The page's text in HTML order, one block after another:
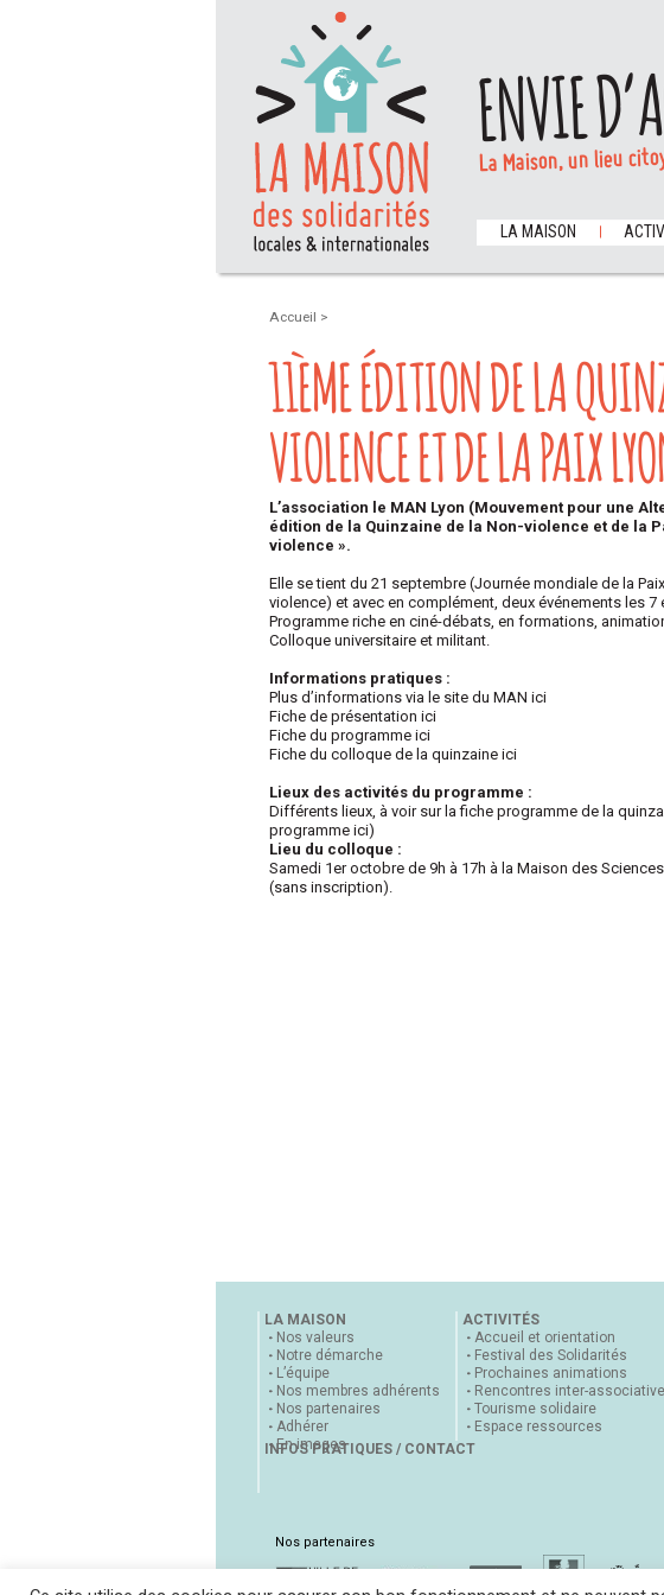
ENVIE
La Maison, un lieu
LA MAISON
Accueil >
11ÈME ÉDITION DE LA
VIOLENCE ET DE LA PAIX
L’association le MAN Lyon (Mouvement pour une
édition de la Quinzaine de la Non-violence et de la
violence ».
Elle se tient du 21 septembre (Journée mondiale de la
violence) et avec en complément, deux événements les 7
Programme riche en ciné-débats, en formations,
Colloque universitaire et militant.
Informations pratiques :
Plus d’informations via le site du MAN ici
Fiche de présentation ici
Fiche du programme ici
Fiche du colloque de la quinzaine ici
Lieux des activités du programme :
Différents lieux, à voir sur la fiche programme de la
programme ici)
Lieu du colloque :
Samedi 1er octobre de 9h à 17h à la Maison des
(sans inscription).
LA MAISON
Nos valeurs
Notre démarche
L’équipe
Nos membres adhérents
Nos partenaires
Adhérer
En images
ACTIVITÉS
Accueil et orientation
Festival des Solidarités
Prochaines animations
Rencontres inter-
Tourisme solidaire
Espace ressources
INFOS PRATIQUES / CONTACT
Nos partenaires